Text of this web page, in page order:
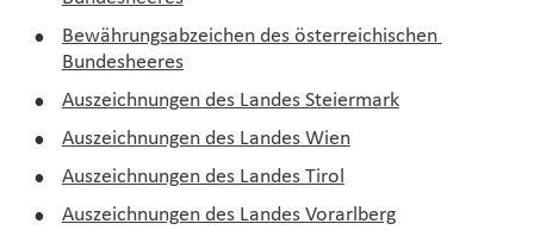
•
Bewährungsabzeichen des österreichischen
Bundesheeres
• Auszeichnungen des Landes Steiermark
• Auszeichnungen des Landes Wien
• Auszeichnungen des Landes Tirol
• Auszeichnungen des Landes Vorarlberg